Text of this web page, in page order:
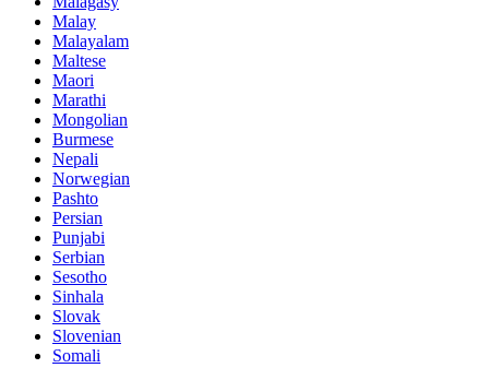
Malay
Malayalam
Maltese
Maori
Marathi
Mongolian
Burmese
Nepali
Norwegian
Pashto
Persian
Punjabi
Serbian
Sesotho
Sinhala
Slovak
Slovenian
Somali